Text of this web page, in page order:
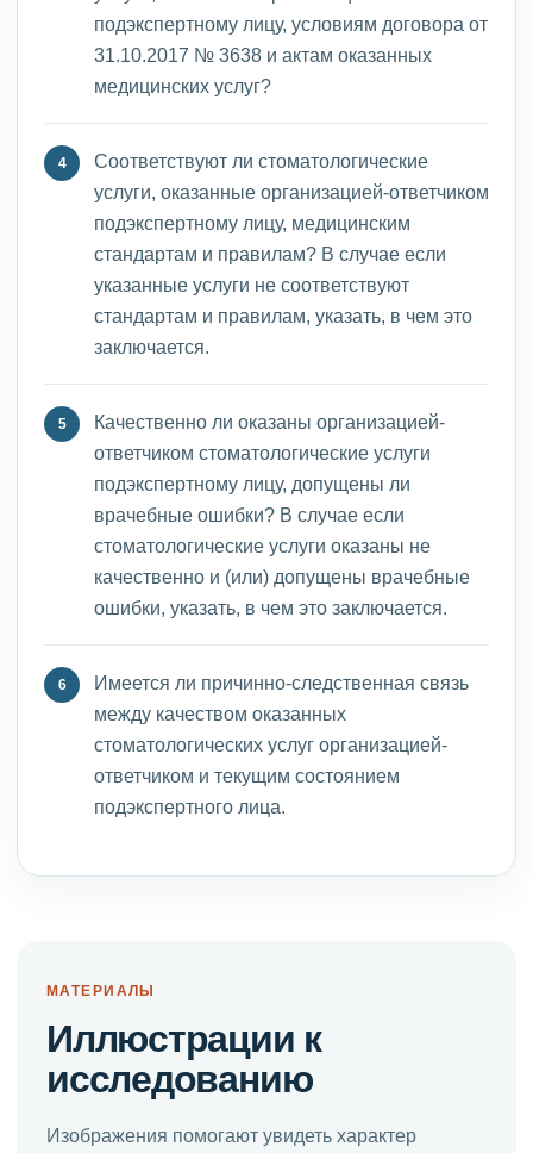
подэкспертному лицу, условиям договора от
31.10.2017 № 3638 и актам оказанных
медицинских услуг?
Соответствуют ли стоматологические
услуги, оказанные организацией-ответчиком
подэкспертному лицу, медицинским
стандартам и правилам? В случае если
указанные услуги не соответствуют
стандартам и правилам, указать, в чем это
заключается.
Качественно ли оказаны организацией-
ответчиком стоматологические услуги
подэкспертному лицу, допущены ли
врачебные ошибки? В случае если
стоматологические услуги оказаны не
качественно и (или) допущены врачебные
ошибки, указать, в чем это заключается.
Имеется ли причинно-следственная связь
между качеством оказанных
стоматологических услуг организацией-
ответчиком и текущим состоянием
подэкспертного лица.
МАТЕРИАЛЫ
Иллюстрации к
исследованию
Изображения помогают увидеть характер